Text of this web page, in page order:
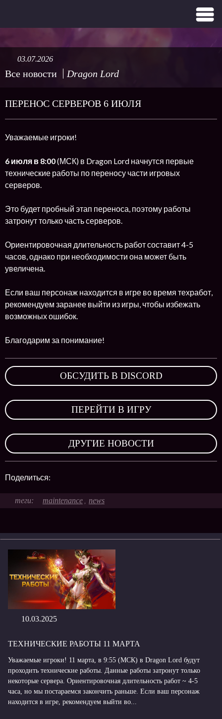
Все новости Dragon Lord
03.07.2026
ПЕРЕНОС СЕРВЕРОВ 6 ИЮЛЯ
Уважаемые игроки!
6 июля в 8:00(МСК) в Dragon Lord начнутся первые
технические работы по переносу части игровых
серверов.
Это будет пробный этап переноса, поэтому работы
затронут только часть серверов.
Ориентировочная длительность работ составит 4-5
часов, однако при необходимости она может быть
увеличена.
Если ваш персонаж находится в игре во время техработ,
рекомендуем заранее выйти из игры, чтобы избежать
возможных ошибок.
Благодарим за понимание!
ОБСУДИТЬ В DISCORD
ПЕРЕЙТИ В ИГРУ
ДРУГИЕ НОВОСТИ
Поделиться:
maintenance , news
10.03.2025
ТЕХНИЧЕСКИЕ РАБОТЫ 11 МАРТА
Уважаемые игроки! 11 марта, в 9:55 (МСК) в Dragon Lord будут
проходить технические работы. Данные работы затронут только
некоторые сервера. Ориентировочная длительность работ ~ 4-5
часа, но мы постараемся закончить раньше. Если ваш персонаж
находится в игре, рекомендуем выйти во...